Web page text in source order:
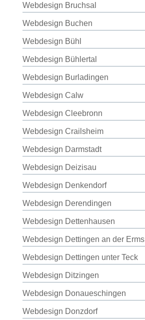
Webdesign Bruchsal
Webdesign Buchen
Webdesign Bühl
Webdesign Bühlertal
Webdesign Burladingen
Webdesign Calw
Webdesign Cleebronn
Webdesign Crailsheim
Webdesign Darmstadt
Webdesign Deizisau
Webdesign Denkendorf
Webdesign Derendingen
Webdesign Dettenhausen
Webdesign Dettingen an der Erms
Webdesign Dettingen unter Teck
Webdesign Ditzingen
Webdesign Donaueschingen
Webdesign Donzdorf